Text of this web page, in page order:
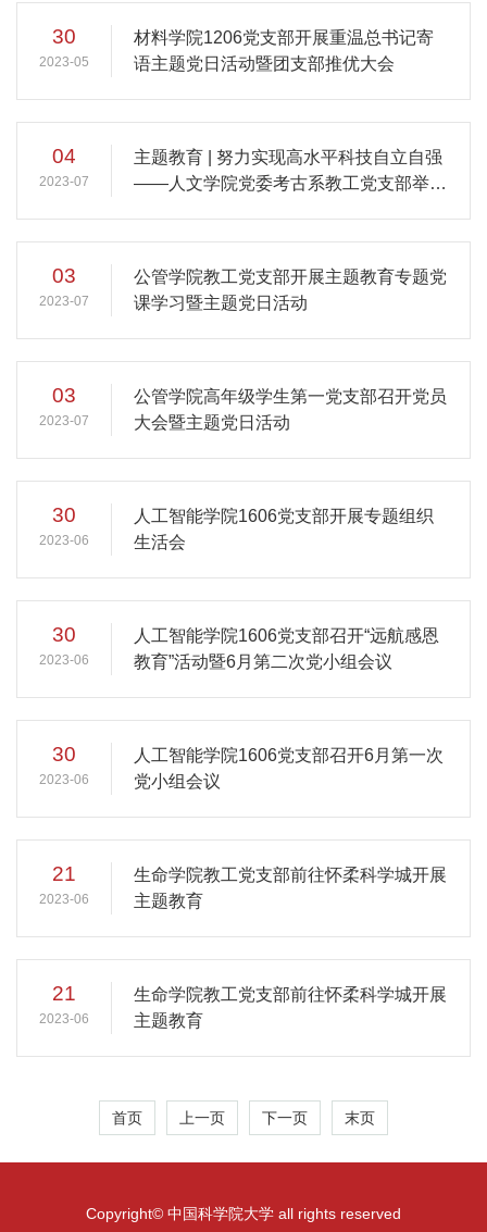
30
2023-05
材料学院1206党支部开展重温总书记寄
语主题党日活动暨团支部推优大会
04
2023-07
主题教育 | 努力实现高水平科技自立自强
——人文学院党委考古系教工党支部举办
03
2023-07
公管学院教工党支部开展主题教育专题党
课学习暨主题党日活动
03
2023-07
公管学院高年级学生第一党支部召开党员
大会暨主题党日活动
30
2023-06
人工智能学院1606党支部开展专题组织
生活会
30
2023-06
人工智能学院1606党支部召开“远航感恩
教育”活动暨6月第二次党小组会议
30
2023-06
人工智能学院1606党支部召开6月第一次
党小组会议
21
2023-06
生命学院教工党支部前往怀柔科学城开展
主题教育
21
2023-06
生命学院教工党支部前往怀柔科学城开展
主题教育
首页 上一页 下一页 末页
Copyright© 中国科学院大学 all rights reserved